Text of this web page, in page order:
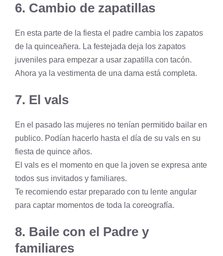
6. Cambio de zapatillas
En esta parte de la fiesta el padre cambia los zapatos
de la quinceañera. La festejada deja los zapatos
juveniles para empezar a usar zapatilla con tacón.
Ahora ya la vestimenta de una dama está completa.
7. El vals
En el pasado las mujeres no tenían permitido bailar en
publico. Podían hacerlo hasta el día de su vals en su
fiesta de quince años.
El vals es el momento en que la joven se expresa ante
todos sus invitados y familiares.
Te recomiendo estar preparado con tu lente angular
para captar momentos de toda la coreografía.
8. Baile con el Padre y
familiares